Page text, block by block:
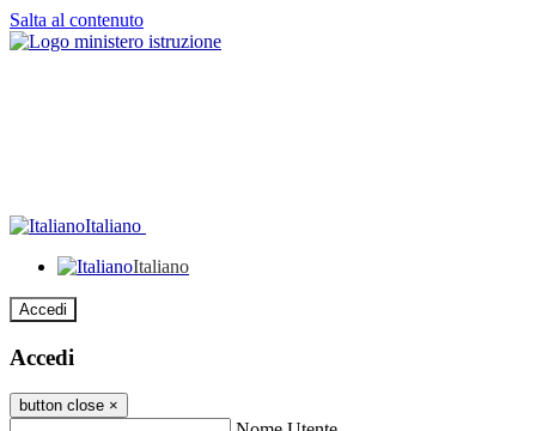
Salta al contenuto
Italiano
Italiano
Accedi
Accedi
button close ×